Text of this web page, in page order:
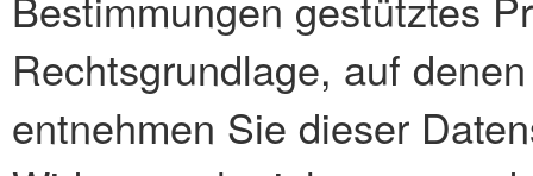
Rechtsgrundlage, auf
entnehmen Sie dieser